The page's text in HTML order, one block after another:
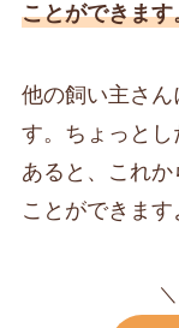
ことができます
他の飼い主さ
す。ちょっと
あると、これか
ことができます